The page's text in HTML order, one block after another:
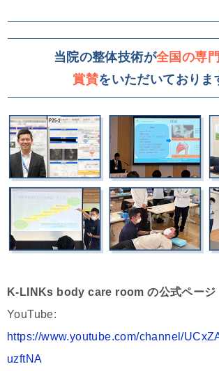
当院の整体技術が全国の専
賞賛をいただいておりま
K-LINKs body care room の公式ページ
YouTube:
https://www.youtube.com/channel/
uzftNA